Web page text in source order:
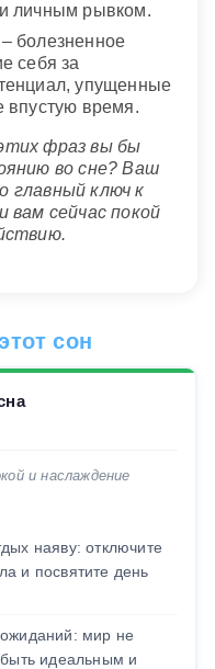
личным рывком.
– болезненное
себя за
упущенные
впустую время.
фраз вы бы
во сне? Ваш
главный ключ к
вам сейчас покой
сон
и наслаждение
наяву: отключите
и посвятите день
ожиданий: мир не
идеальным и